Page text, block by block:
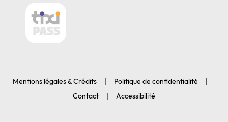
Mentions légales & Crédits
Politique de confidentialité
Contact
Accessibilité